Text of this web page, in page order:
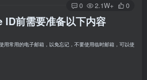
0 2.1W+ 0
ID前需要准备以下内容
用常用的电子邮箱，以免忘记，不要使用临时邮箱，可以使